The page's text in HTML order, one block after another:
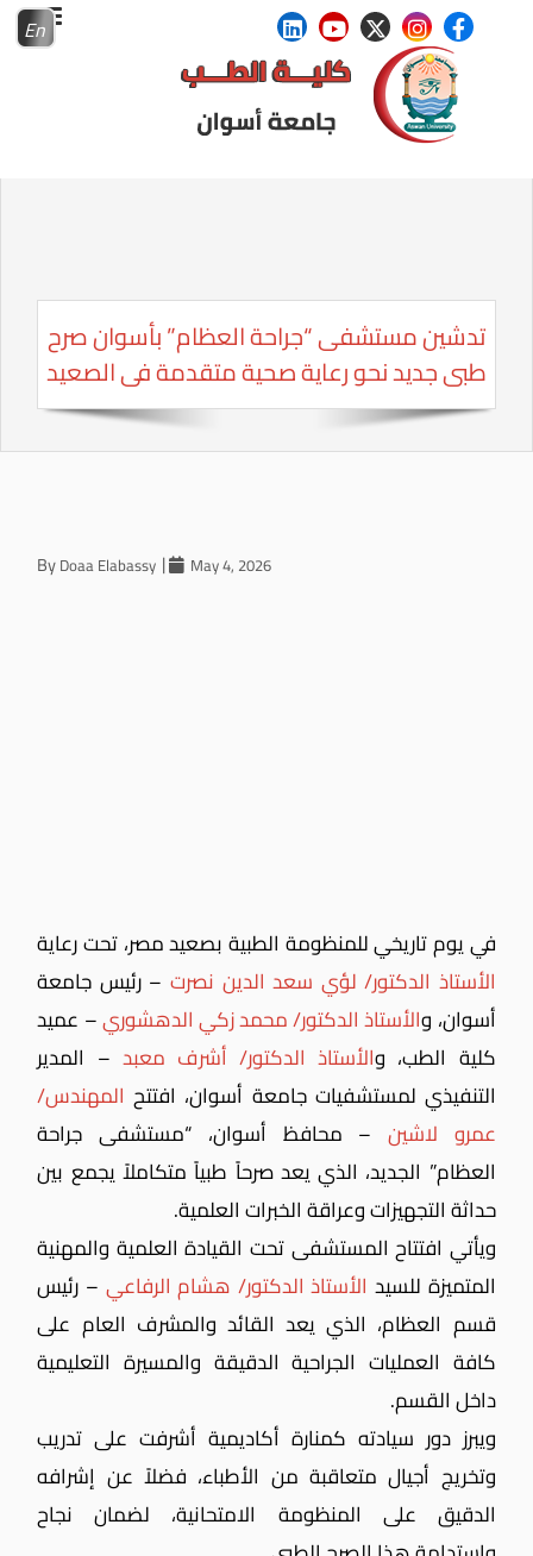
En
تدشين مستشفى “جراحة العظام” بأسوان صرح
طبى جديد نحو رعاية صحية متقدمة فى الصعيد
ByDoaa Elabassy May 4, 2026
في يوم تاريخي للمنظومة الطبية بصعيد مصر، تحت رعاية
الأستاذ الدكتور/ لؤي سعد الدين نصرت – رئيس جامعة
أسوان، والأستاذ الدكتور/ محمد زكي الدهشوري– عميد
كلية الطب، والأستاذ الدكتور/ أشرف معبد – المدير
التنفيذي لمستشفيات جامعة أسوان، افتتح المهندس/
عمرو لاشين – محافظ أسوان، “مستشفى جراحة
العظام” الجديد، الذي يعد صرحاً طبياً متكاملاً يجمع بين
حداثة التجهيزات وعراقة الخبرات العلمية.
ويأتي افتتاح المستشفى تحت القيادة العلمية والمهنية
المتميزة للسيد الأستاذ الدكتور/ هشام الرفاعي – رئيس
قسم العظام، الذي يعد القائد والمشرف العام على
كافة العمليات الجراحية الدقيقة والمسيرة التعليمية
داخل القسم.
ويبرز دور سيادته كمنارة أكاديمية أشرفت على تدريب
وتخريج أجيال متعاقبة من الأطباء، فضلاً عن إشرافه
الدقيق على المنظومة الامتحانية، لضمان نجاح